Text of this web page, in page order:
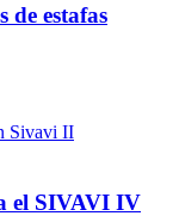
de estafas
el SIVAVI IV